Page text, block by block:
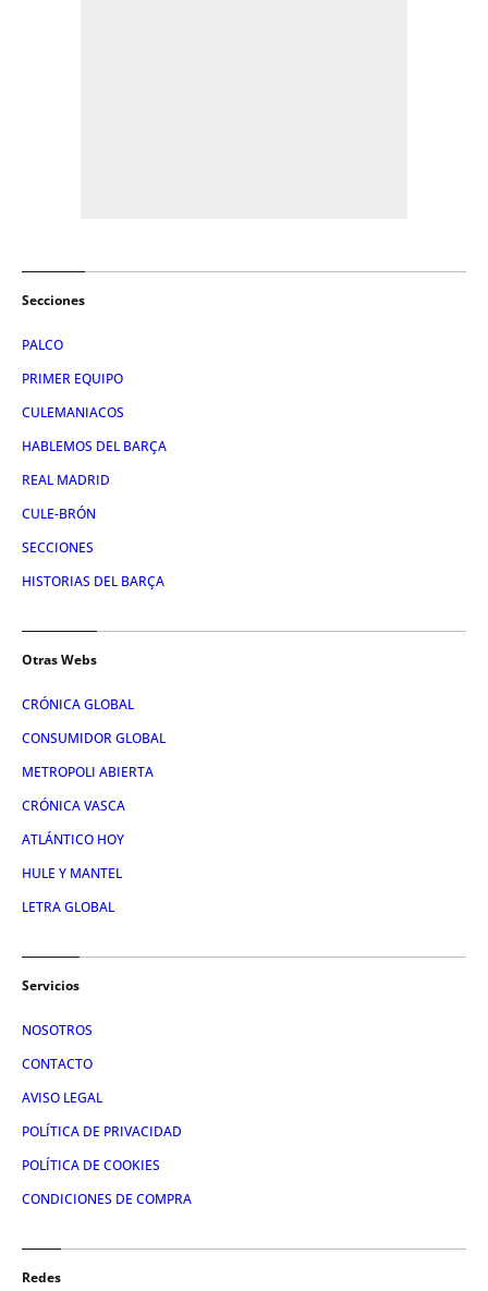
Secciones
PALCO
PRIMER EQUIPO
CULEMANIACOS
HABLEMOS DEL BARÇA
REAL MADRID
CULE-BRÓN
SECCIONES
HISTORIAS DEL BARÇA
Otras Webs
CRÓNICA GLOBAL
CONSUMIDOR GLOBAL
METROPOLI ABIERTA
CRÓNICA VASCA
ATLÁNTICO HOY
HULE Y MANTEL
LETRA GLOBAL
Servicios
NOSOTROS
CONTACTO
AVISO LEGAL
POLÍTICA DE PRIVACIDAD
POLÍTICA DE COOKIES
CONDICIONES DE COMPRA
Redes